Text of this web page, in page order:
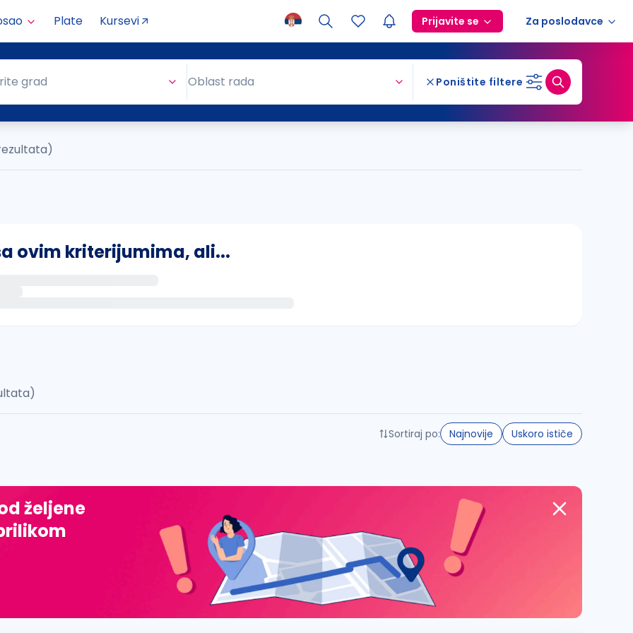
Plate Kursevi Prijavite se Za poslodavce
grad Oblast rada Poništite filtere
ovim kriterijumima, ali...
đ, ž, dž)
Sortiraj po: Najnovije Uskoro ističe
željene